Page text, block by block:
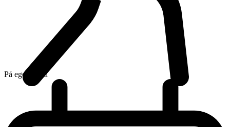
På egen hand